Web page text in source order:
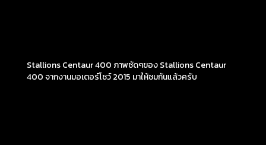
Stallions Centaur 400 ภาพชัดๆของ Stallions Centaur
400 จากงานมอเตอร์โชว์ 2015 มาให้ชมกันแล้วครับ